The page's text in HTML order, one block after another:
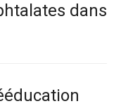
dans